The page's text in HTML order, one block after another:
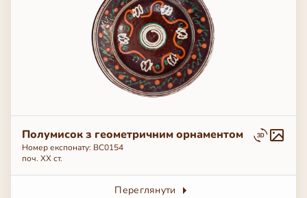
Полумисок з геометричним орнаментом
Номер експонату: ВС0154
поч. ХХ ст.
Переглянути